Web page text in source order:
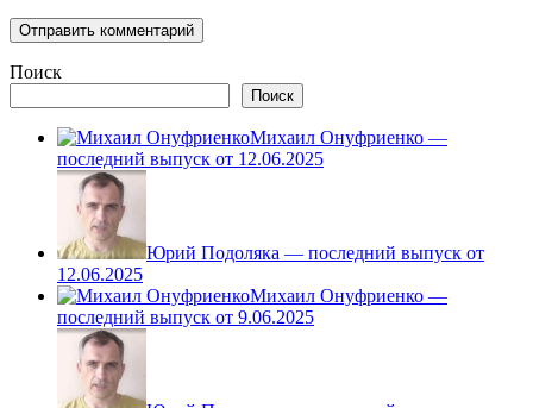
Поиск
Поиск
Михаил Онуфриенко —
последний выпуск от 12.06.2025
Юрий Подоляка — последний выпуск от
12.06.2025
Михаил Онуфриенко —
последний выпуск от 9.06.2025